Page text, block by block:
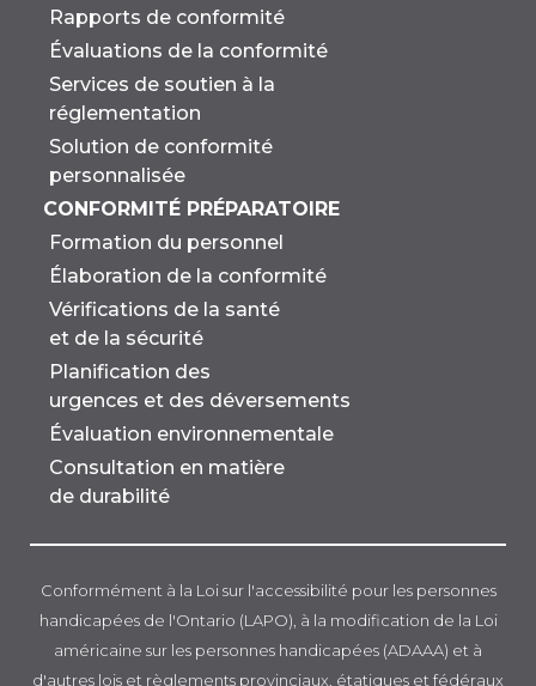
Rapports de conformité
Évaluations de la conformité
Services de soutien à la
réglementation
Solution de conformité
personnalisée
CONFORMITÉ PRÉPARATOIRE
Formation du personnel
Élaboration de la conformité
Vérifications de la santé
et de la sécurité
Planification des
urgences et des déversements
Évaluation environnementale
Consultation en matière
de durabilité
Conformément à la Loi sur l'accessibilité pour les personnes
handicapées de l'Ontario (LAPO), à la modification de la Loi
américaine sur les personnes handicapées (ADAAA) et à
d'autres lois et règlements provinciaux, étatiques et fédéraux